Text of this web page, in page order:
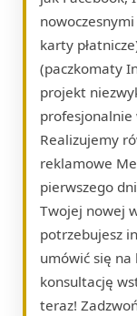
karty
(paczkomaty
projekt
profesjonalnie
Realizujemy
reklamowe
pierwszego
Twojej nowej
potrzebujesz
umówić się na
konsultację
teraz!